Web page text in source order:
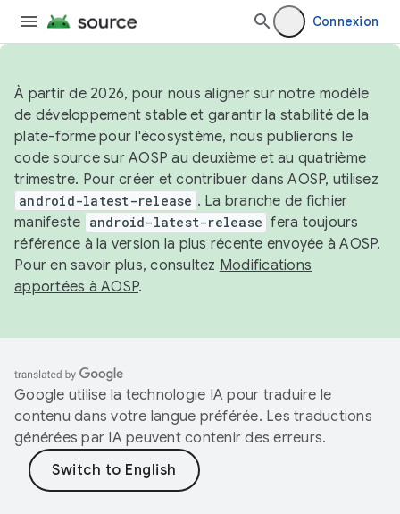
Connexion
À partir de 2026, pour nous aligner sur notre modèle
de développement stable et garantir la stabilité de la
plate-forme pour l'écosystème, nous publierons le
code source sur AOSP au deuxième et au quatrième
trimestre. Pour créer et contribuer dans AOSP, utilisez
android-latest-release . La branche de fichier
manifeste android-latest-release fera toujours
référence à la version la plus récente envoyée à AOSP.
Pour en savoir plus, consultez Modifications
apportées à AOSP.
Google utilise la technologie IA pour traduire le
contenu dans votre langue préférée. Les traductions
générées par IA peuvent contenir des erreurs.